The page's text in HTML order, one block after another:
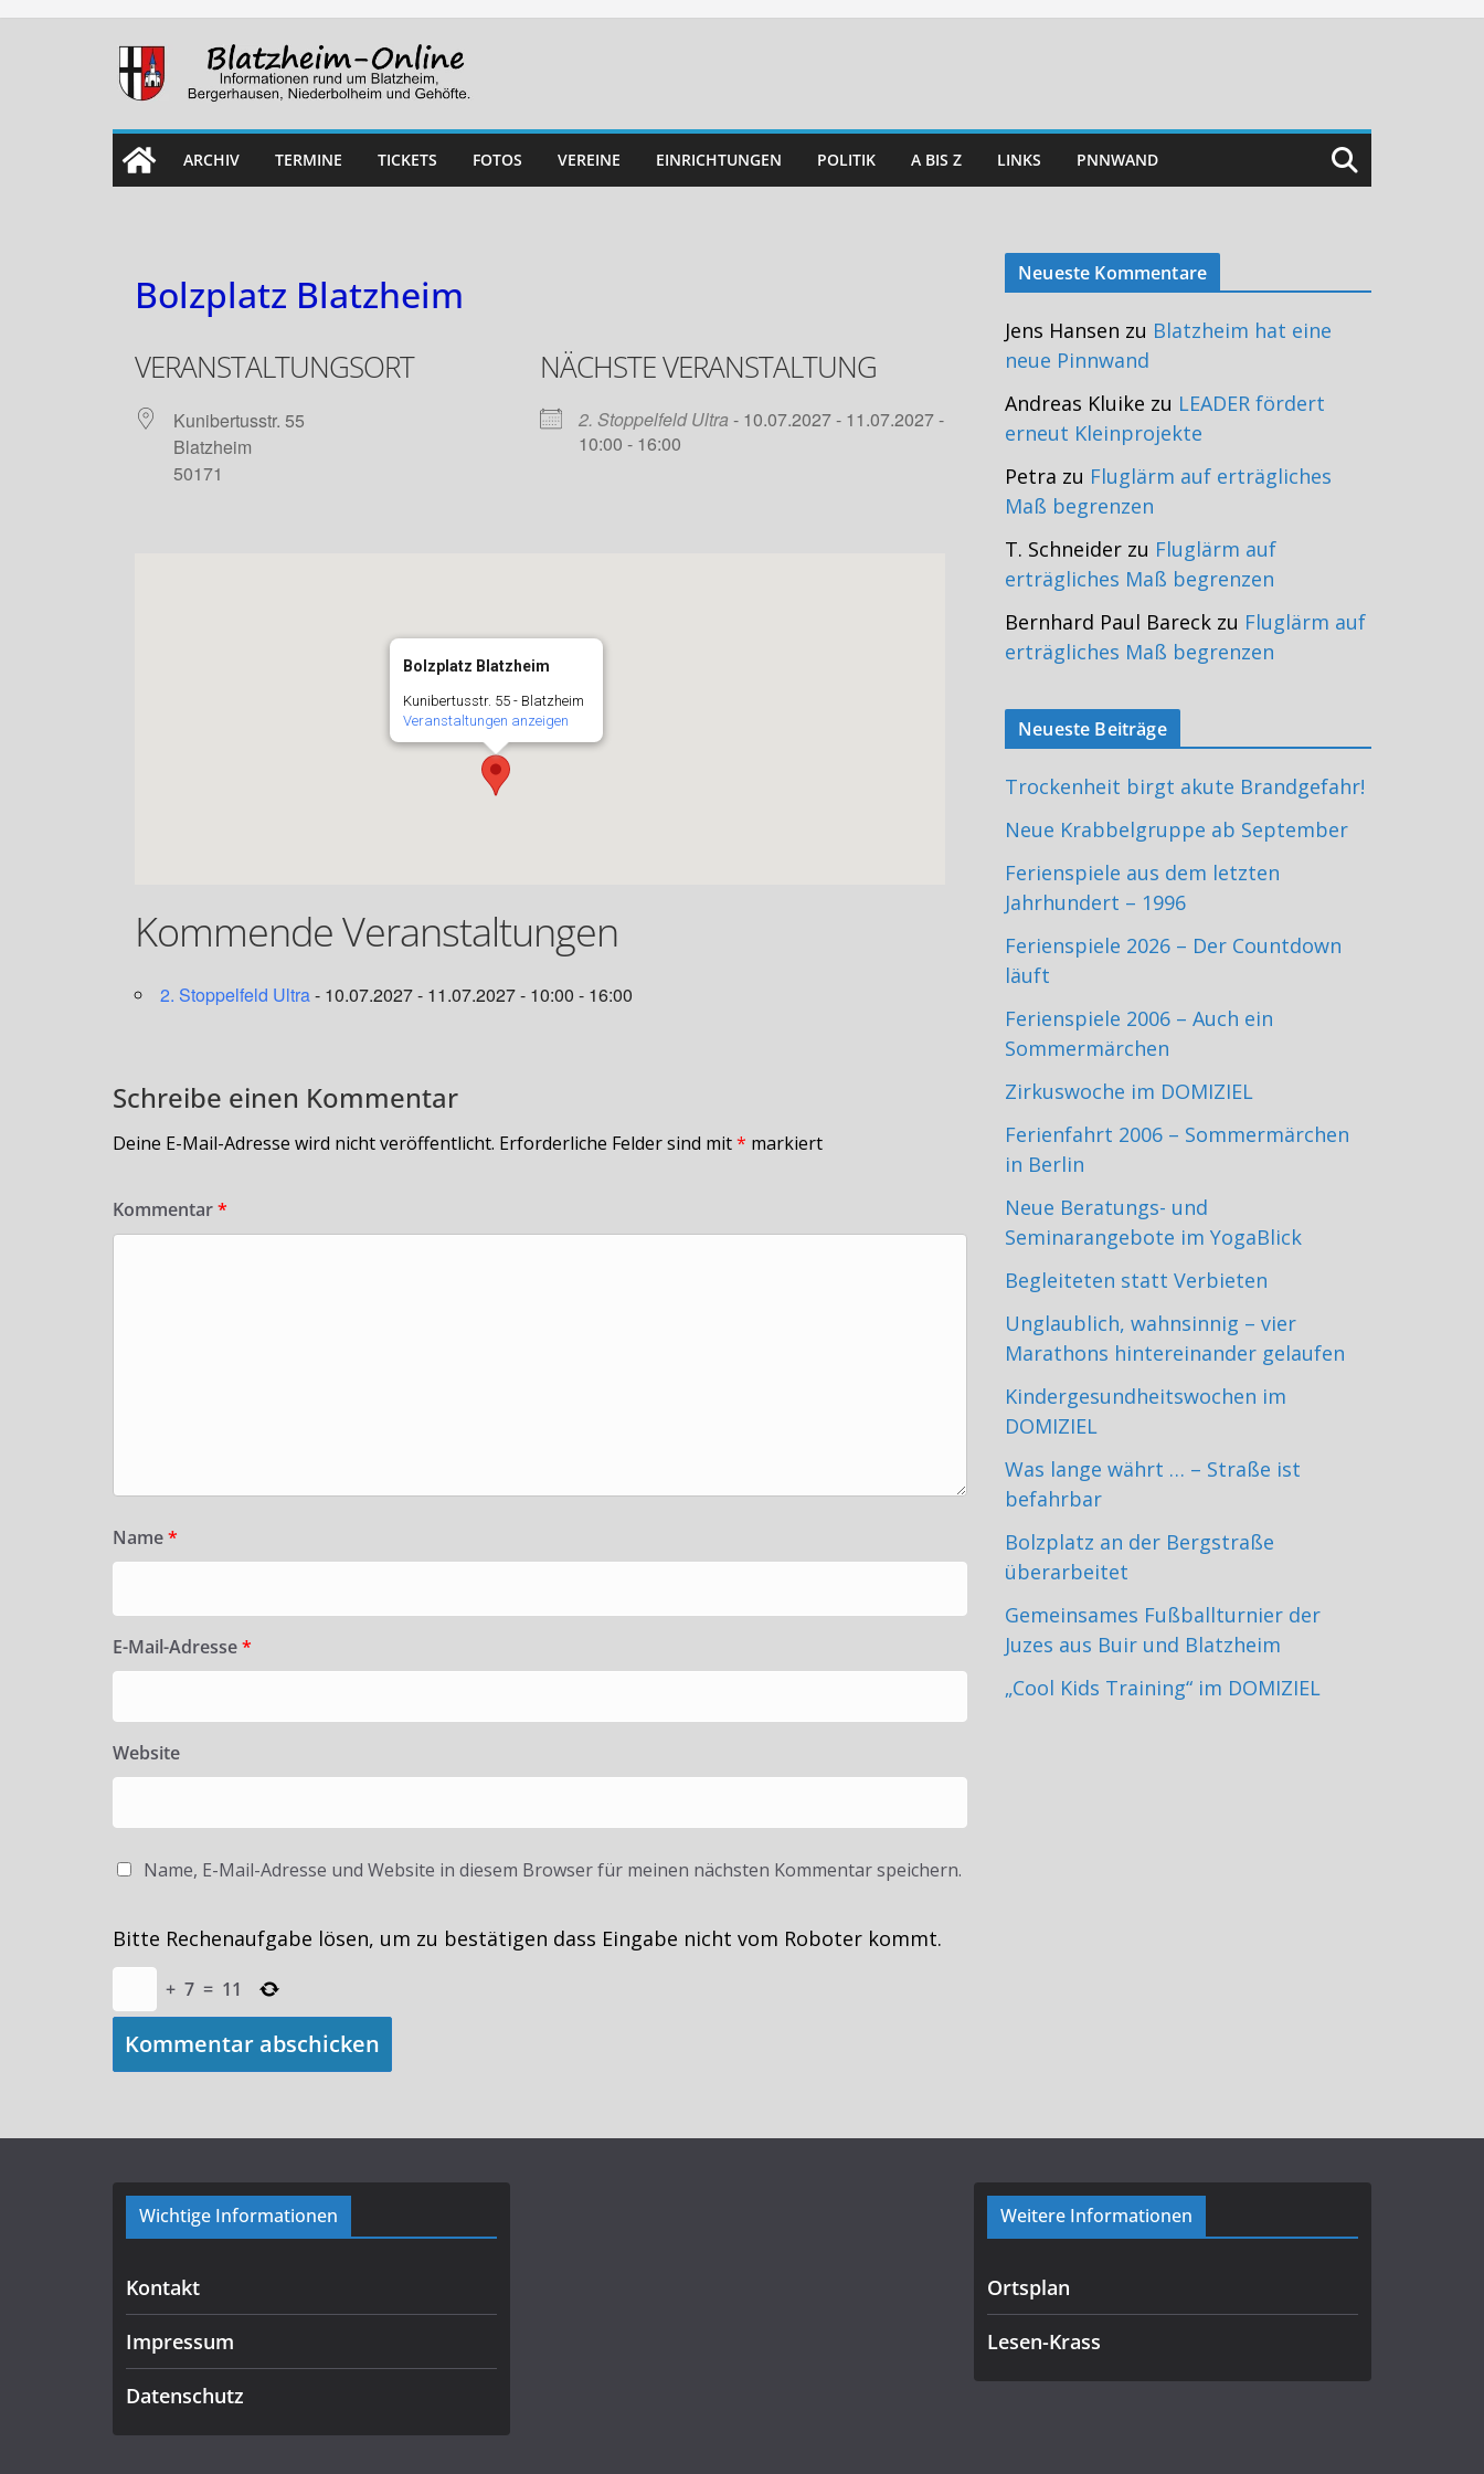
Skip
ARCHIV TERMINE TICKETS FOTOS VEREINE EINRICHTUNGEN POLITIK A BIS Z LINKS PNNWAND
Bolzplatz Blatzheim
VERANSTALTUNGSORT
Kunibertusstr. 55
Blatzheim
50171
NÄCHSTE VERANSTALTUNG
2. Stoppelfeld Ultra - 10.07.2027 - 11.07.2027 -
10:00 - 16:00
Bolzplatz Blatzheim
Kunibertusstr. 55 - Blatzheim
Veranstaltungen anzeigen
Kommende Veranstaltungen
2. Stoppelfeld Ultra- 10.07.2027 - 11.07.2027 - 10:00 - 16:00
Schreibe einen Kommentar
Deine E-Mail-Adresse wird nicht veröffentlicht. Erforderliche Felder sind mit* markiert
Kommentar*
Name*
E-Mail-Adresse*
Website
Name, E-Mail-Adresse und Website in diesem Browser für meinen nächsten Kommentar speichern.
Bitte Rechenaufgabe lösen, um zu bestätigen dass Eingabe nicht vom Roboter kommt.
+ 7 = 11
Neueste Kommentare
Jens Hansen zu Blatzheim hat eine
neue Pinnwand
Andreas Kluike zu LEADER fördert
erneut Kleinprojekte
Petra zu Fluglärm auf erträgliches
Maß begrenzen
T. Schneider zu Fluglärm auf
erträgliches Maß begrenzen
Bernhard Paul Bareck zu Fluglärm auf
erträgliches Maß begrenzen
Neueste Beiträge
Trockenheit birgt akute Brandgefahr!
Neue Krabbelgruppe ab September
Ferienspiele aus dem letzten
Jahrhundert – 1996
Ferienspiele 2026 – Der Countdown
läuft
Ferienspiele 2006 – Auch ein
Sommermärchen
Zirkuswoche im DOMIZIEL
Ferienfahrt 2006 – Sommermärchen
in Berlin
Neue Beratungs- und
Seminarangebote im YogaBlick
Begleiteten statt Verbieten
Unglaublich, wahnsinnig – vier
Marathons hintereinander gelaufen
Kindergesundheitswochen im
DOMIZIEL
Was lange währt … – Straße ist
befahrbar
Bolzplatz an der Bergstraße
überarbeitet
Gemeinsames Fußballturnier der
Juzes aus Buir und Blatzheim
„Cool Kids Training“ im DOMIZIEL
Wichtige Informationen
Kontakt
Impressum
Datenschutz
Weitere Informationen
Ortsplan
Lesen-Krass